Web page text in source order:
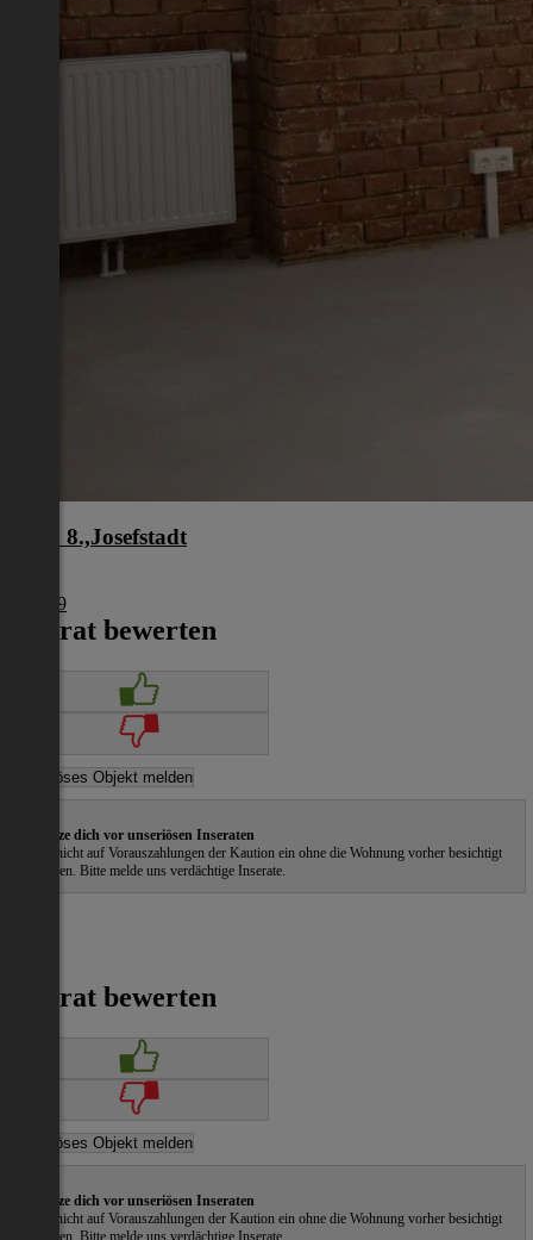
Wien 8.,Josefstadt
€ 1.849
Inserat bewerten
Schütze dich vor unseriösen Inseraten
Gehe nicht auf Vorauszahlungen der Kaution ein ohne die Wohnung vorher besichtigt
zu haben. Bitte melde uns verdächtige Inserate.
Inserat bewerten
Schütze dich vor unseriösen Inseraten
Gehe nicht auf Vorauszahlungen der Kaution ein ohne die Wohnung vorher besichtigt
zu haben. Bitte melde uns verdächtige Inserate.